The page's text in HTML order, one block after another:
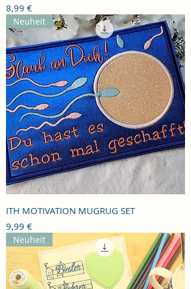
Preis
8,99 €
Neuheit
ITH MOTIVATION MUGRUG SET
Preis
9,99 €
Neuheit